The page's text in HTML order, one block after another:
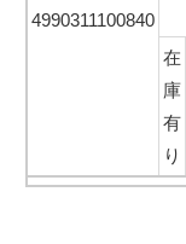
4990311100840
在
庫
有
り